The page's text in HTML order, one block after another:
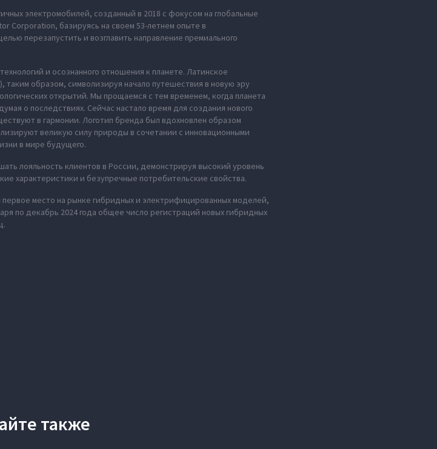
электромобилей, созданный в 2018 с фокусом на глобальные
Corporation, базируясь на своем 53-летнем опыте в
перезапустить и возглавить направление премиального
и осознанного отношения к планете. Латинское
таким образом, символизируя начало путешествия в новую эру
открытий. Мы прощаемся с тем временем, когда планета
о последствиях. Сейчас настало время для создания нового
в гармонии. Логотип бренда был вдохновлен образом
великую силу природы в сочетании с инновационными
в мире будущего.
лояльность клиентов в России, демонстрируя высокий уровень
характеристики и безупречные потребительские свойства.
первое место на рынке гибридных и электрифицированных моделей,
по декабрь 2024 года общее число регистраций новых гибридных
также